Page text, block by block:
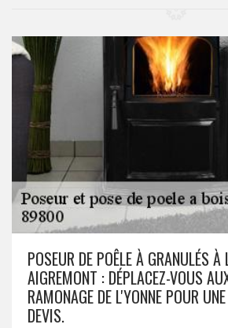
POSEUR DE POÊLE À GRANULÉS À
AIGREMONT : DÉPLACEZ-VOUS
RAMONAGE DE L'YONNE POUR
DEVIS.